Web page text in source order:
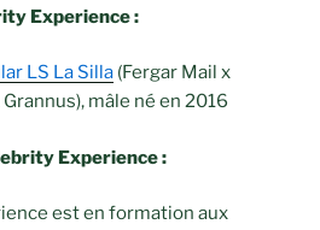
Experience :
LS La Silla (Fergar Mail x
mâle né en 2016
Experience :
est en formation aux